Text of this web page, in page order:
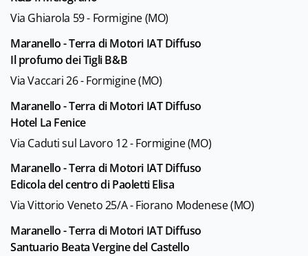
Via Ghiarola 59 - Formigine (MO)
Maranello - Terra di Motori IAT Diffuso
Il profumo dei Tigli B&B
Via Vaccari 26 - Formigine (MO)
Maranello - Terra di Motori IAT Diffuso
Hotel La Fenice
Via Caduti sul Lavoro 12 - Formigine (MO)
Maranello - Terra di Motori IAT Diffuso
Edicola del centro di Paoletti Elisa
Via Vittorio Veneto 25/A - Fiorano Modenese (MO)
Maranello - Terra di Motori IAT Diffuso
Santuario Beata Vergine del Castello